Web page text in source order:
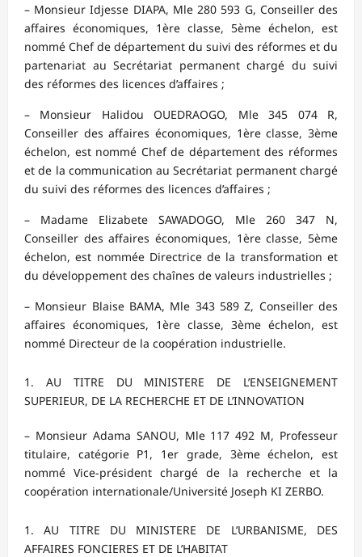
– Monsieur Idjesse DIAPA, Mle 280 593 G, Conseiller des
affaires économiques, 1ère classe, 5ème échelon, est
nommé Chef de département du suivi des réformes et du
partenariat au Secrétariat permanent chargé du suivi
des réformes des licences d’affaires ;
– Monsieur Halidou OUEDRAOGO, Mle 345 074 R,
Conseiller des affaires économiques, 1ère classe, 3ème
échelon, est nommé Chef de département des réformes
et de la communication au Secrétariat permanent chargé
du suivi des réformes des licences d’affaires ;
– Madame Elizabete SAWADOGO, Mle 260 347 N,
Conseiller des affaires économiques, 1ère classe, 5ème
échelon, est nommée Directrice de la transformation et
du développement des chaînes de valeurs industrielles ;
– Monsieur Blaise BAMA, Mle 343 589 Z, Conseiller des
affaires économiques, 1ère classe, 3ème échelon, est
nommé Directeur de la coopération industrielle.
AU TITRE DU MINISTERE DE L’ENSEIGNEMENT
SUPERIEUR, DE LA RECHERCHE ET DE L’INNOVATION
– Monsieur Adama SANOU, Mle 117 492 M, Professeur
titulaire, catégorie P1, 1er grade, 3ème échelon, est
nommé Vice-président chargé de la recherche et la
coopération internationale/Université Joseph KI ZERBO.
AU TITRE DU MINISTERE DE L’URBANISME, DES
AFFAIRES FONCIERES ET DE L’HABITAT